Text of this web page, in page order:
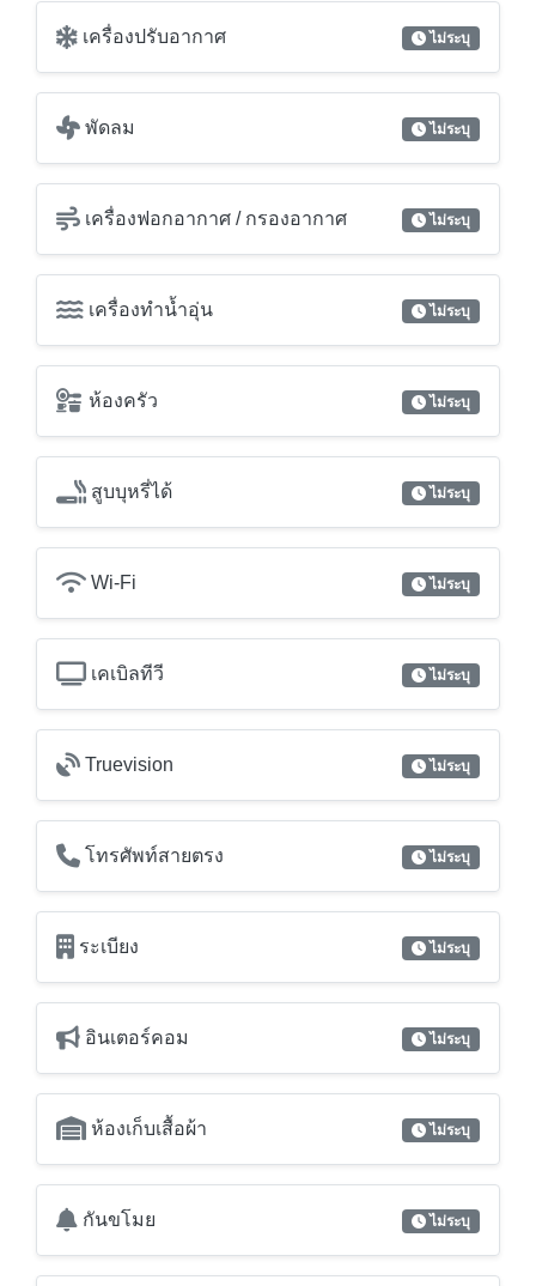
เครื่องปรับอากาศ ไม่ระบุ
พัดลม ไม่ระบุ
เครื่องฟอกอากาศ / กรองอากาศ ไม่ระบุ
เครื่องทำน้ำอุ่น ไม่ระบุ
ห้องครัว ไม่ระบุ
สูบบุหรี่ได้ ไม่ระบุ
Wi-Fi ไม่ระบุ
เคเบิลทีวี ไม่ระบุ
Truevision ไม่ระบุ
โทรศัพท์สายตรง ไม่ระบุ
ระเบียง ไม่ระบุ
อินเตอร์คอม ไม่ระบุ
ห้องเก็บเสื้อผ้า ไม่ระบุ
กันขโมย ไม่ระบุ